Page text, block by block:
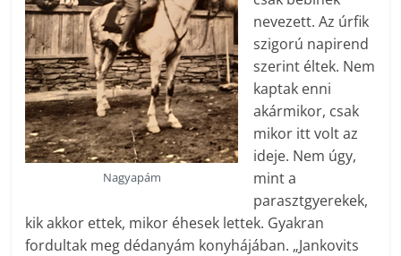
Nagyapám
nevezett. Az úrfik
szigorú napirend
szerint éltek. Nem
kaptak enni
akármikor, csak
mikor itt volt az
ideje. Nem úgy,
mint a
parasztgyerekek,
kik akkor ettek, mikor éhesek lettek. Gyakran
fordultak meg dédanyám konyhájában. „Jankovits